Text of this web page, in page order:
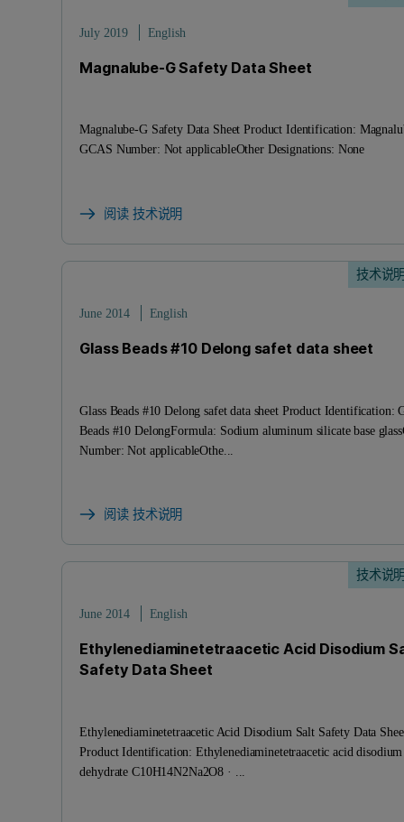
July 2019 English
Magnalube-G Safety Data Sheet
Magnalube-G Safety Data Sheet Product Identification:
GCAS Number: Not applicableOther Designations: None
阅读 技术说明
技术说
June 2014 English
Glass Beads #10 Delong safet data sheet
Glass Beads #10 Delong safet data sheet Product Identification:
Beads #10 DelongFormula: Sodium aluminum silicate base
Number: Not applicableOthe...
阅读 技术说明
技术说
June 2014 English
Ethylenediaminetetraacetic Acid Disodium
Safety Data Sheet
Ethylenediaminetetraacetic Acid Disodium Salt Safety Data
Product Identification: Ethylenediaminetetraacetic acid
dehydrate C10H14N2Na2O8 · ...